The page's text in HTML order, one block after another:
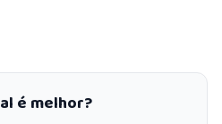
é melhor?